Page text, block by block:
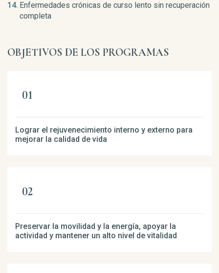
Enfermedades crónicas de curso lento sin recuperación
completa
OBJETIVOS DE LOS PROGRAMAS
Lograr el rejuvenecimiento interno y externo para
mejorar la calidad de vida
Preservar la movilidad y la energía, apoyar la
actividad y mantener un alto nivel de vitalidad